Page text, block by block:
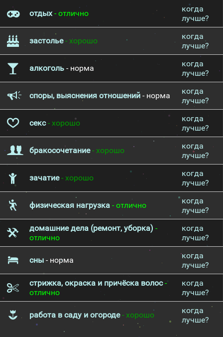
отдых- отлично
когда
лучше?
застолье- хорошо
когда
лучше?
алкоголь - норма
когда
лучше?
споры, выяснения отношений - норма
когда
лучше?
секс- хорошо
когда
лучше?
бракосочетание- хорошо
когда
лучше?
зачатие- хорошо
когда
лучше?
физическая нагрузка - отлично
когда
лучше?
домашние дела (ремонт, уборка) -
отлично
когда
лучше?
сны - норма
когда
лучше?
стрижка, окраска и причёска волос-
отлично
когда
лучше?
работа в саду и огороде- хорошо
когда
лучше?